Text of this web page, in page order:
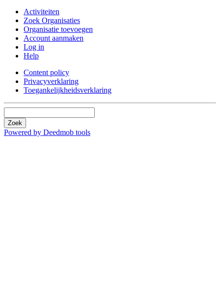
Activiteiten
Zoek Organisaties
Organisatie toevoegen
Account aanmaken
Log in
Help
Content policy
Privacyverklaring
Toegankelijkheidsverklaring
Zoek
Powered by Deedmob tools